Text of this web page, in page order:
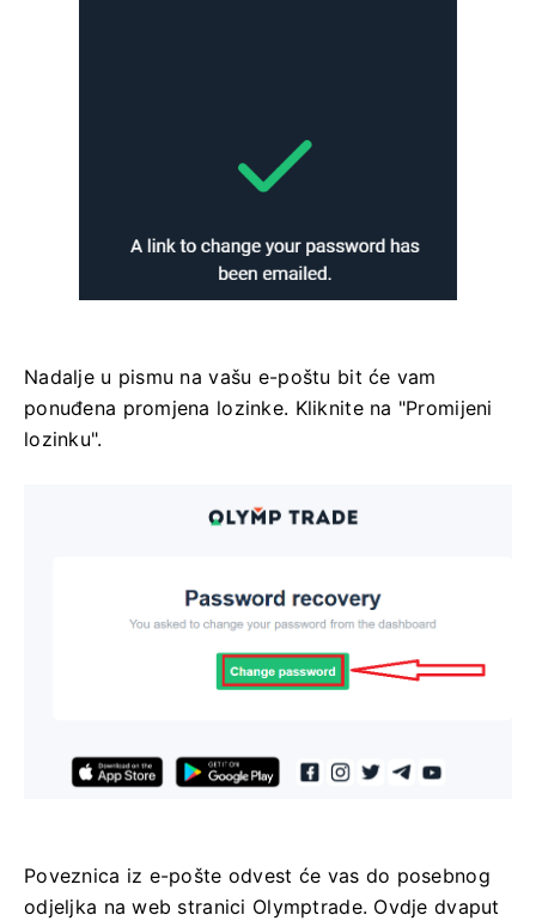
Nadalje u pismu na vašu e-poštu bit će vam
ponuđena promjena lozinke. Kliknite na "Promijeni
lozinku".
Poveznica iz e-pošte odvest će vas do posebnog
odjeljka na web stranici Olymptrade. Ovdje dvaput